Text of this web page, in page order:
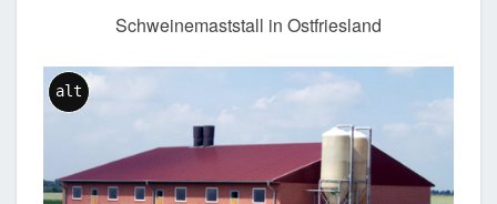
Schweinemaststall in Ostfriesland
alt